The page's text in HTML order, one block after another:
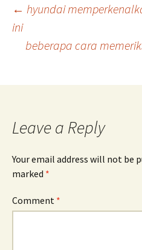
Post
← hyundai
ini
beberapa cara
Leave a Reply
Your email address will not be
marked *
Comment *